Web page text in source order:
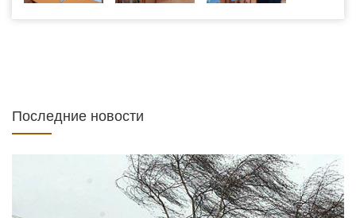
Последние новости